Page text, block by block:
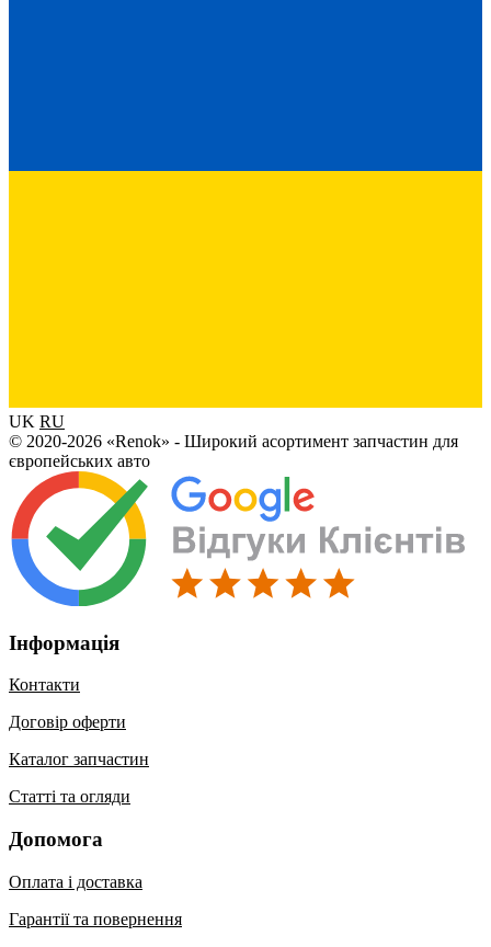
UK RU
© 2020-2026 «Renok» - Широкий асортимент запчастин для
європейських авто
Інформація
Контакти
Договір оферти
Каталог запчастин
Статті та огляди
Допомога
Оплата і доставка
Гарантії та повернення